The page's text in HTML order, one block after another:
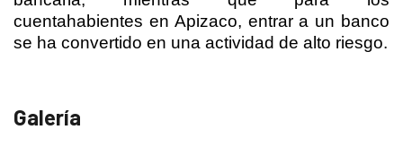
cuentahabientes en Apizaco, entrar a un banco
se ha convertido en una actividad de alto riesgo.
Galería